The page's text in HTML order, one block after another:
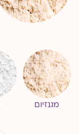
מגנזיום